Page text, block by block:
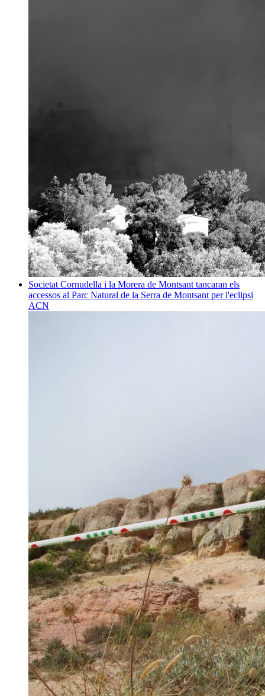
Societat Cornudella i la Morera de Montsant tancaran els
accessos al Parc Natural de la Serra de Montsant per l'eclipsi
ACN